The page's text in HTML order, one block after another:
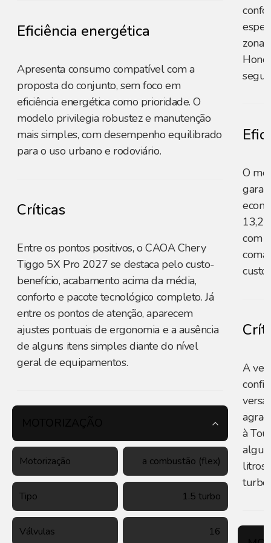
Eficiência energética
Apresenta consumo compatível com a
proposta do conjunto, sem foco em
eficiência energética como prioridade. O
modelo privilegia robustez e manutenção
mais simples, com desempenho equilibrado
para o uso urbano e rodoviário.
Críticas
Entre os pontos positivos, o CAOA Chery
Tiggo 5X Pro 2027 se destaca pelo custo-
benefício, acabamento acima da média,
conforto e pacote tecnológico completo. Já
entre os pontos de atenção, aparecem
ajustes pontuais de ergonomia e a ausência
de alguns itens simples diante do nível
geral de equipamentos.
Motorização a combustão (flex)
Tipo 1.5 turbo
Válvulas 16
O
13,2
com
custo
A
à
litros
turbo